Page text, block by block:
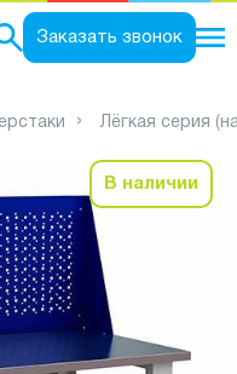
Заказать звонок
Лёгкая серия
В наличии